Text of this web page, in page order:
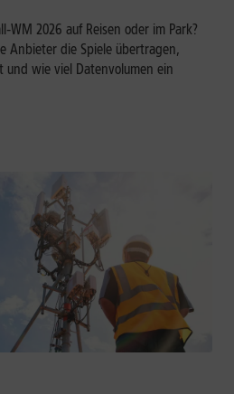
2026 auf Reisen oder im Park?
Anbieter die Spiele übertragen,
und wie viel Datenvolumen ein